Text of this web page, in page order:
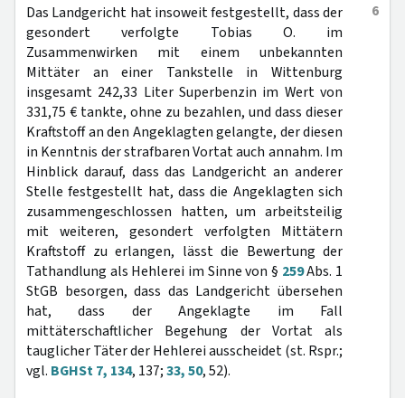
6
Das Landgericht hat insoweit festgestellt, dass der
gesondert verfolgte Tobias O. im
Zusammenwirken mit einem unbekannten
Mittäter an einer Tankstelle in Wittenburg
insgesamt 242,33 Liter Superbenzin im Wert von
331,75 € tankte, ohne zu bezahlen, und dass dieser
Kraftstoff an den Angeklagten gelangte, der diesen
in Kenntnis der strafbaren Vortat auch annahm. Im
Hinblick darauf, dass das Landgericht an anderer
Stelle festgestellt hat, dass die Angeklagten sich
zusammengeschlossen hatten, um arbeitsteilig
mit weiteren, gesondert verfolgten Mittätern
Kraftstoff zu erlangen, lässt die Bewertung der
Tathandlung als Hehlerei im Sinne von § 259Abs. 1
StGB besorgen, dass das Landgericht übersehen
hat, dass der Angeklagte im Fall
mittäterschaftlicher Begehung der Vortat als
tauglicher Täter der Hehlerei ausscheidet (st. Rspr.;
vgl. BGHSt 7, 134, 137;33, 50, 52).